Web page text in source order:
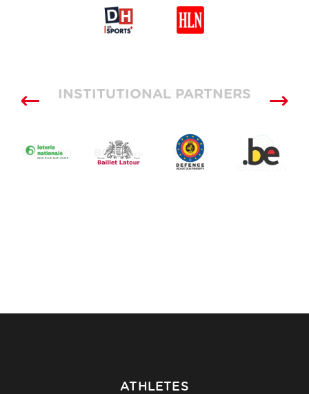
SUPPLIERS
INSTITUTIONAL PARTNERS
ATHLETES